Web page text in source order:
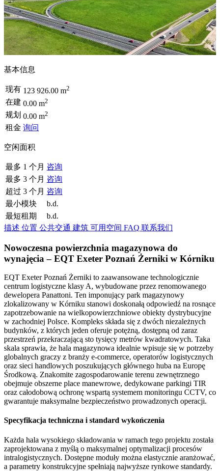
基本信息
现有 123 926.00 m2
在建 0.00 m2
规划 0.00 m2
租金 询问
空闲面积
最多 1 个月 咨询
最多 3 个月 咨询
超过 3 个月 咨询
最小模块
b.d.
最短租期
b.d.
描述 位置 公共交通 建筑 可用空间 FAQ 联系我们
Nowoczesna powierzchnia magazynowa do
wynajęcia – EQT Exeter Poznań Żerniki w Kórniku
EQT Exeter Poznań Żerniki to zaawansowane technologicznie
centrum logistyczne klasy A, wybudowane przez renomowanego
dewelopera Panattoni. Ten imponujący park magazynowy
zlokalizowany w Kórniku stanowi doskonałą odpowiedź na rosnące
zapotrzebowanie na wielkopowierzchniowe obiekty dystrybucyjne
w zachodniej Polsce. Kompleks składa się z dwóch niezależnych
budynków, z których jeden oferuje potężną, dostępną od zaraz
przestrzeń przekraczającą sto tysięcy metrów kwadratowych. Taka
skala sprawia, że hala magazynowa idealnie wpisuje się w potrzeby
globalnych graczy z branży e-commerce, operatorów logistycznych
oraz sieci handlowych poszukujących głównego huba na Europę
Środkową. Znakomite zagospodarowanie terenu zewnętrznego
obejmuje obszerne place manewrowe, dedykowane parkingi TIR
oraz całodobową ochronę wspartą systemem monitoringu CCTV, co
gwarantuje maksymalne bezpieczeństwo prowadzonych operacji.
Specyfikacja techniczna i standard wykończenia
Każda hala wysokiego składowania w ramach tego projektu została
zaprojektowana z myślą o maksymalnej optymalizacji procesów
intralogistycznych. Dostępne moduły można elastycznie aranżować,
a parametry konstrukcyjne spełniają najwyższe rynkowe standardy.